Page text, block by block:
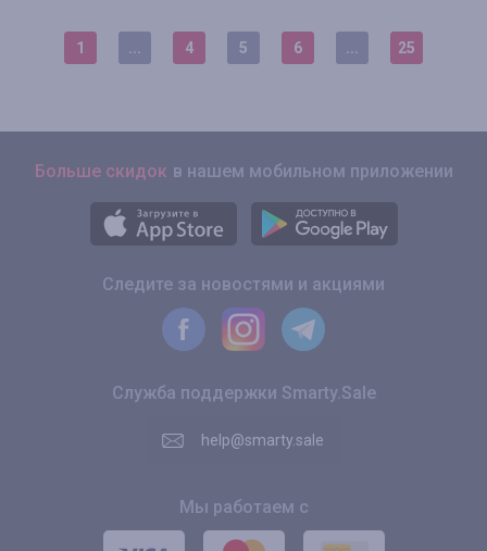
1 4 5 6 25
Больше скидок в нашем мобильном приложении
Следите за новостями и акциями
Служба поддержки Smarty.Sale
help@smarty.sale
Мы работаем с